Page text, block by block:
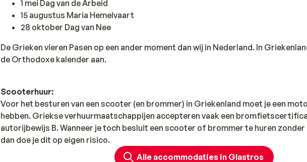
1 mei Dag van de Arbeid
15 augustus Maria Hemelvaart
28 oktober Dag van Nee
De Grieken vieren Pasen op een ander moment dan wij in Nederland. In
de Orthodoxe kalender aan.
Scooterhuur:
Voor het besturen van een scooter (en brommer) in Griekenland moet je een
hebben. Griekse verhuurmaatschappijen accepteren vaak een
autorijbewijs B. Wanneer je toch besluit een scooter of brommer te huren
dan doe je dit op eigen risico.
Alle accommodaties in Glastros